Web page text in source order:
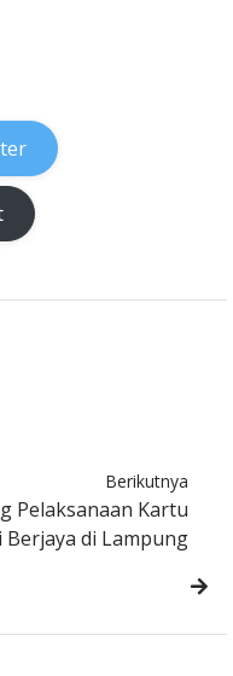
Berikutnya
Pelaksanaan Kartu
Berjaya di Lampung